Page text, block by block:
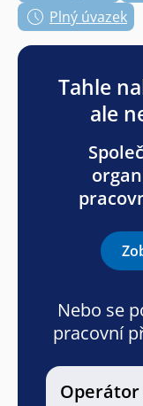
Plný úvazek
Tahle
ale
Nebo se
pracovní